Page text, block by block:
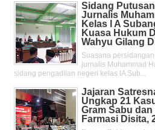
Sidang
Jurnalis
Kelas l A
Kuasa Hukum
Wahyu Gilang
Suasana
jurnalis Muhammad
sidang pengadilan negeri kelas IA Sub...
Jajaran
Ungkap 21
Gram Sabu
Farmasi Disita,